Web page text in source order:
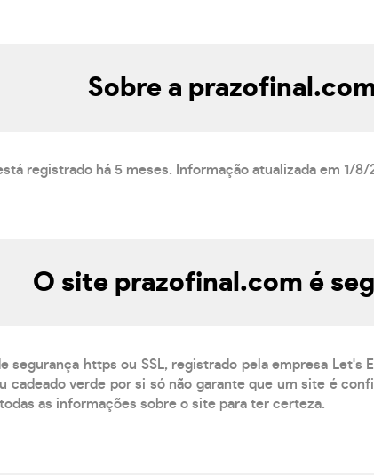
Sobre a
registrado há 5 meses. Informação atualizada em 1/8/
O site prazofinal.com é
segurança https ou SSL, registrado pela empresa
cadeado verde por si só não garante que um site é
as informações sobre o site para ter certeza.